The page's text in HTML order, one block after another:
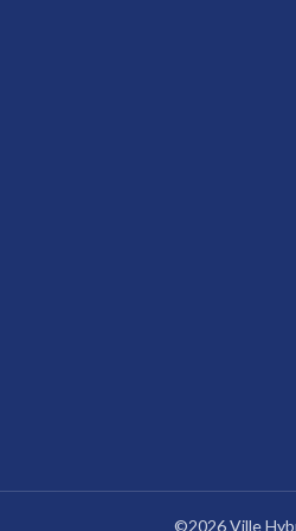
©2026 Ville